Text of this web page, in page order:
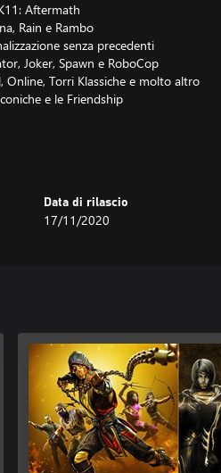
Aftermath
Rain e Rambo
senza precedenti
Joker, Spawn e RoboCop
Online, Torri Klassiche e molto altro
e le Friendship
Data di rilascio
17/11/2020